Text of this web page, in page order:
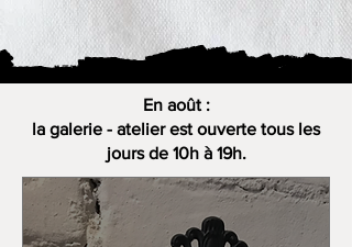
En août :
la galerie - atelier est ouverte tous les
jours de 10h à 19h.